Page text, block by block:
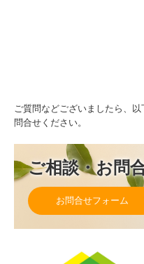
ご質問などございましたら、
問合せください。
ご相談・お問
お問合せフォーム